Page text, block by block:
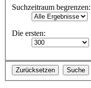
Suchzeitraum begrenzen:
Die ersten: